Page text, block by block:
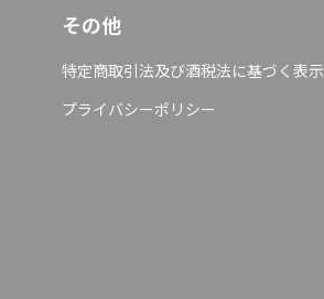
その他
特定商取引法及び酒税法に基づく表示
プライバシーポリシー